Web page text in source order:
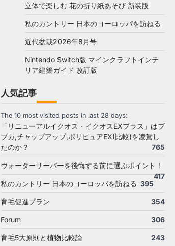
立体で楽しむ 花の折り紙あそび 新装版
私のカントリー 日本のヨーロッパを訪ねる
近代盆栽2026年8月号
Nintendo Switch版 マインクラフトインテ
リア建築ガイド 改訂版
人気記事
The 10 most visited posts in last 28 days:
「リニューアルイクオス・イクオスEXプラス」はブ
ブカ,チャップアップ,ポリピュアEX(比較)を凌駕し
たのか？
765
ウォーターサーバーを後悔する前に選ぶポイント！
417
私のカントリー 日本のヨーロッパを訪ねる 395
育毛促進プラン 354
Forum 306
育毛5大原則と植物比較論 243